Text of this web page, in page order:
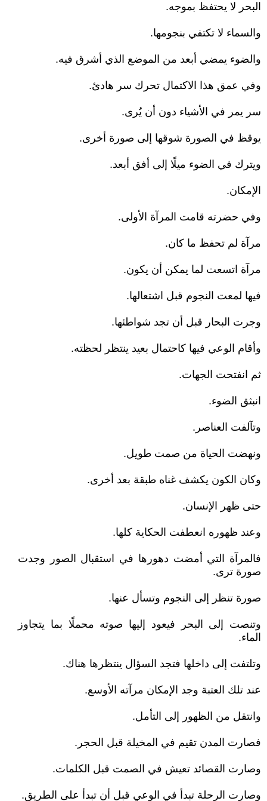
البحر لا يحتفظ بموجه.
والسماء لا تكتفي بنجومها.
والضوء يمضي أبعد من الموضع الذي أشرق فيه.
وفي عمق هذا الاكتمال تحرك سر هادئ.
سر يمر في الأشياء دون أن يُرى.
يوقظ في الصورة شوقها إلى صورة أخرى.
ويترك في الضوء ميلًا إلى أفق أبعد.
الإمكان.
وفي حضرته قامت المرآة الأولى.
مرآة لم تحفظ ما كان.
مرآة اتسعت لما يمكن أن يكون.
فيها لمعت النجوم قبل اشتعالها.
وجرت البحار قبل أن تجد شواطئها.
وأقام الوعي فيها كاحتمال بعيد ينتظر لحظته.
ثم انفتحت الجهات.
انبثق الضوء.
وتآلفت العناصر.
ونهضت الحياة من صمت طويل.
وكان الكون يكشف غناه طبقة بعد أخرى.
حتى ظهر الإنسان.
وعند ظهوره انعطفت الحكاية كلها.
فالمرآة التي أمضت دهورها في استقبال الصور وجدت
صورة ترى.
صورة تنظر إلى النجوم وتسأل عنها.
وتنصت إلى البحر فيعود إليها صوته محملًا بما يتجاوز
الماء.
وتلتفت إلى داخلها فتجد السؤال ينتظرها هناك.
عند تلك العتبة وجد الإمكان مرآته الأوسع.
وانتقل من الظهور إلى التأمل.
فصارت المدن تقيم في المخيلة قبل الحجر.
وصارت القصائد تعيش في الصمت قبل الكلمات.
وصارت الرحلة تبدأ في الوعي قبل أن تبدأ على الطريق.